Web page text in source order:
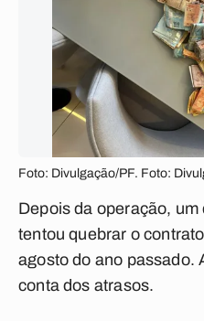
Foto: Divulgação/PF. Foto:
Depois da operação,
tentou quebrar o
agosto do ano passado.
conta dos atrasos.